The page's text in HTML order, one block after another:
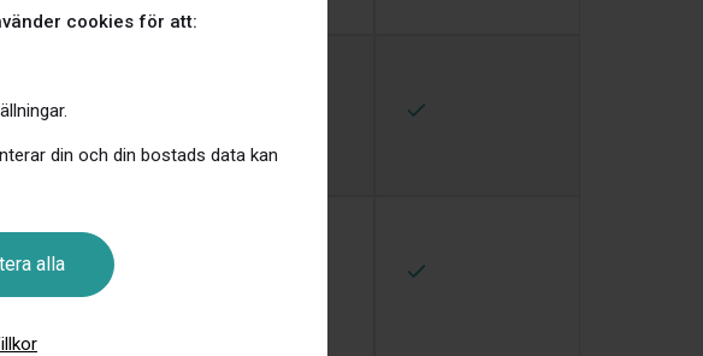
cookies för att:
din och din bostads data kan
alla